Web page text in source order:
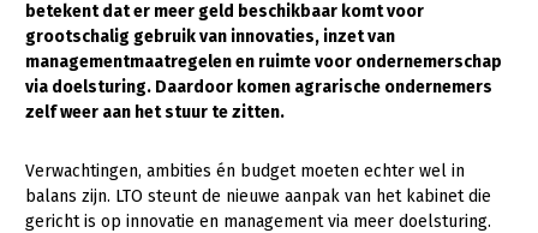
Sectoren
Dier
Biologische Landbouw
Geitenhouderij
Kalverhouderij
Plant
Akkerbouw
Biologische Landbouw
Multifunctionele landbouw
Multifunctioneel
Onderwerpen
betekent dat er meer geld beschikbaar komt voor
grootschalig gebruik van innovaties, inzet van
managementmaatregelen en ruimte voor ondernemerschap
via doelsturing. Daardoor komen agrarische ondernemers
zelf weer aan het stuur te zitten.
Verwachtingen, ambities én budget moeten echter wel in
balans zijn. LTO steunt de nieuwe aanpak van het kabinet die
gericht is op innovatie en management via meer doelsturing.